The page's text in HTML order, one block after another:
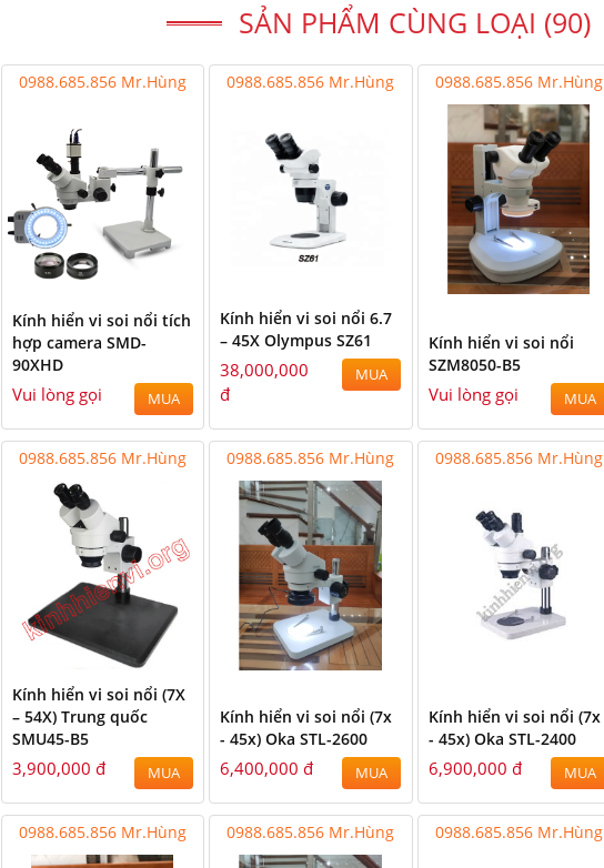
SẢN PHẨM CÙNG LOẠI (90)
0988.685.856 Mr.Hùng
Kính hiển vi soi nổi tích
hợp camera SMD-
90XHD
Vui lòng gọi MUA
0988.685.856 Mr.Hùng
Kính hiển vi soi nổi 6.7
– 45X Olympus SZ61
38,000,000
đ
MUA
0988.685.856 Mr.Hùng
Kính hiển vi soi nổi
SZM8050-B5
Vui lòng gọi MUA
0988.685.856 Mr.Hùng
Kính hiển vi soi nổi (7X
– 54X) Trung quốc
SMU45-B5
3,900,000 đ MUA
0988.685.856 Mr.Hùng
Kính hiển vi soi nổi (7x
- 45x) Oka STL-2600
6,400,000 đ MUA
0988.685.856 Mr.Hùng
Kính hiển vi soi nổi (7x
- 45x) Oka STL-2400
6,900,000 đ MUA
0988.685.856 Mr.Hùng 0988.685.856 Mr.Hùng 0988.685.856 Mr.Hùng